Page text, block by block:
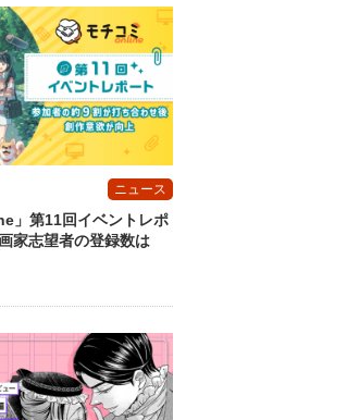
ニュース
」第11回イベントレポ
家志望者の登録数は